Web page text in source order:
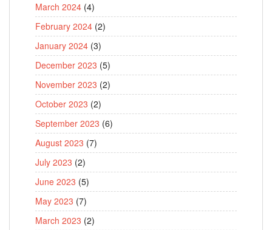
March 2024 (4)
February 2024 (2)
January 2024 (3)
December 2023 (5)
November 2023 (2)
October 2023 (2)
September 2023 (6)
August 2023 (7)
July 2023 (2)
June 2023 (5)
May 2023 (7)
March 2023 (2)